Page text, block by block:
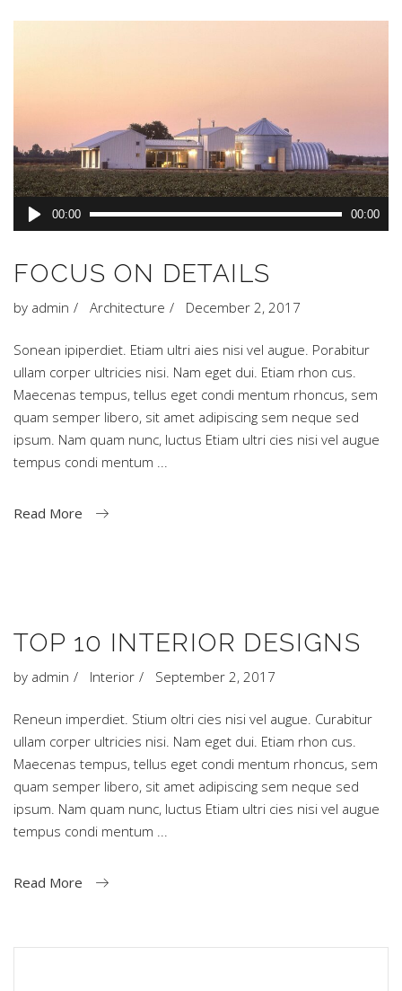
Audio
Player
00:00 00:00
FOCUS ON DETAILS
by admin Architecture December 2, 2017
Sonean ipiperdiet. Etiam ultri aies nisi vel augue. Porabitur
ullam corper ultricies nisi. Nam eget dui. Etiam rhon cus.
Maecenas tempus, tellus eget condi mentum rhoncus, sem
quam semper libero, sit amet adipiscing sem neque sed
ipsum. Nam quam nunc, luctus Etiam ultri cies nisi vel augue
tempus condi mentum
Read More
TOP 10 INTERIOR DESIGNS
by admin Interior September 2, 2017
Reneun imperdiet. Stium oltri cies nisi vel augue. Curabitur
ullam corper ultricies nisi. Nam eget dui. Etiam rhon cus.
Maecenas tempus, tellus eget condi mentum rhoncus, sem
quam semper libero, sit amet adipiscing sem neque sed
ipsum. Nam quam nunc, luctus Etiam ultri cies nisi vel augue
tempus condi mentum
Read More